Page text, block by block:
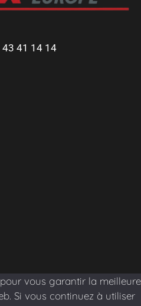
41 14 14
vous garantir la meilleure
Si vous continuez à utiliser